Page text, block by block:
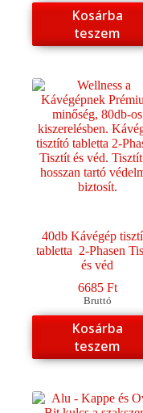
Kosárba
teszem
40db Kávégép
tabletta 2-Phasen
és véd
6685 Ft
Bruttó
Kosárba
teszem